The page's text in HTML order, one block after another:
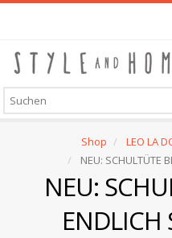
Skip
content
Shop LEO LA
NEU: SCHULTÜTE
NEU:
ENDLICH